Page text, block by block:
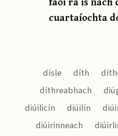
cuartaíochta
dísle díth
díthreabhach
diúilicín
diúilín
diúirinneach